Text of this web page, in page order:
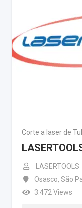
Corte a laser de
LASERTOOLS
Osasco, São
3.472 Views